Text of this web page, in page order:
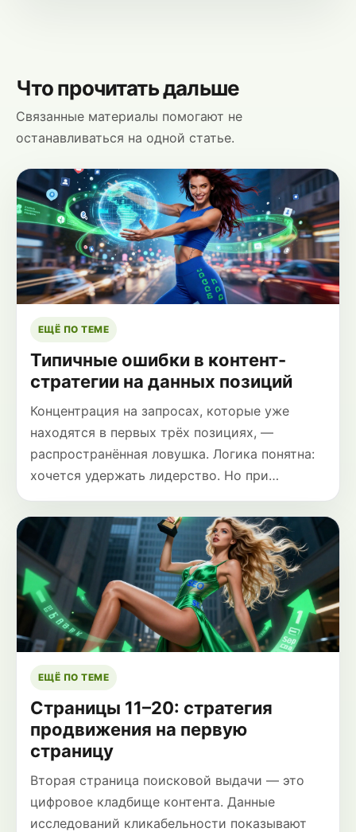
Что прочитать дальше
Связанные материалы помогают не
останавливаться на одной статье.
ЕЩЁ ПО ТЕМЕ
Типичные ошибки в контент-
стратегии на данных позиций
Концентрация на запросах, которые уже
находятся в первых трёх позициях, —
распространённая ловушка. Логика понятна:
хочется удержать лидерство. Но при…
ЕЩЁ ПО ТЕМЕ
Страницы 11–20: стратегия
продвижения на первую
страницу
Вторая страница поисковой выдачи — это
цифровое кладбище контента. Данные
исследований кликабельности показывают